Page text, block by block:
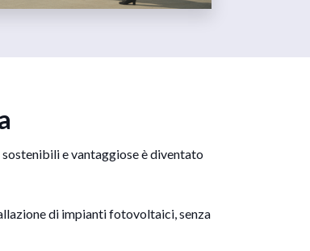
e vantaggiose è diventato
di impianti fotovoltaici, senza